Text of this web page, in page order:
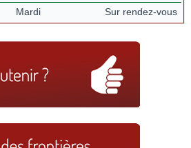
Mardi Sur rendez-vous